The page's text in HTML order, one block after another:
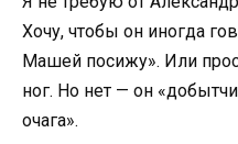
Хочу, чтобы он иногда
Машей посижу». Или
ног. Но нет — он
очага».